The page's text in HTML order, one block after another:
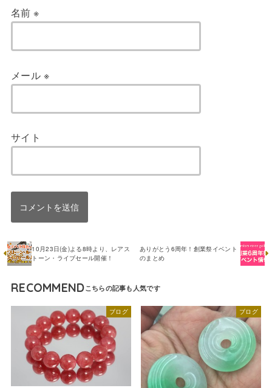
名前※
メール ※
サイト
10月23日(金)よる8時より、レアス
トーン・ライブセール開催！
ありがとう6周年！創業祭イベント
のまとめ
RECOMMEND
ブログ ブログ